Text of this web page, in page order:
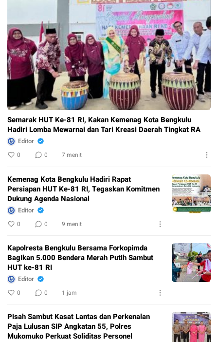
Semarak HUT Ke-81 RI, Kakan Kemenag Kota Bengkulu
Hadiri Lomba Mewarnai dan Tari Kreasi Daerah Tingkat RA
Editor
0 0 7 menit
Kemenag Kota Bengkulu Hadiri Rapat
Persiapan HUT Ke-81 RI, Tegaskan Komitmen
Dukung Agenda Nasional
Editor
0 0 9 menit
Kapolresta Bengkulu Bersama Forkopimda
Bagikan 5.000 Bendera Merah Putih Sambut
HUT ke-81 RI
Editor
0 0 1 jam
Pisah Sambut Kasat Lantas dan Perkenalan
Paja Lulusan SIP Angkatan 55, Polres
Mukomuko Perkuat Soliditas Personel